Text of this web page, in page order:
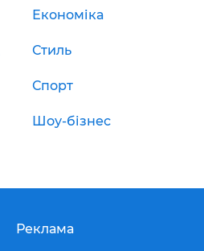
Економіка
Стиль
Спорт
Шоу-бізнес
Реклама